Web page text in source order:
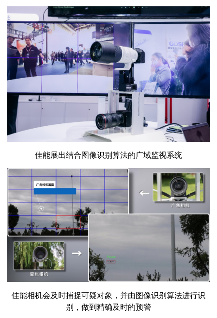
佳能展出结合图像识别算法的广域监视系统
佳能相机会及时捕捉可疑对象，并由图像识别算法进行识
别，做到精确及时的预警